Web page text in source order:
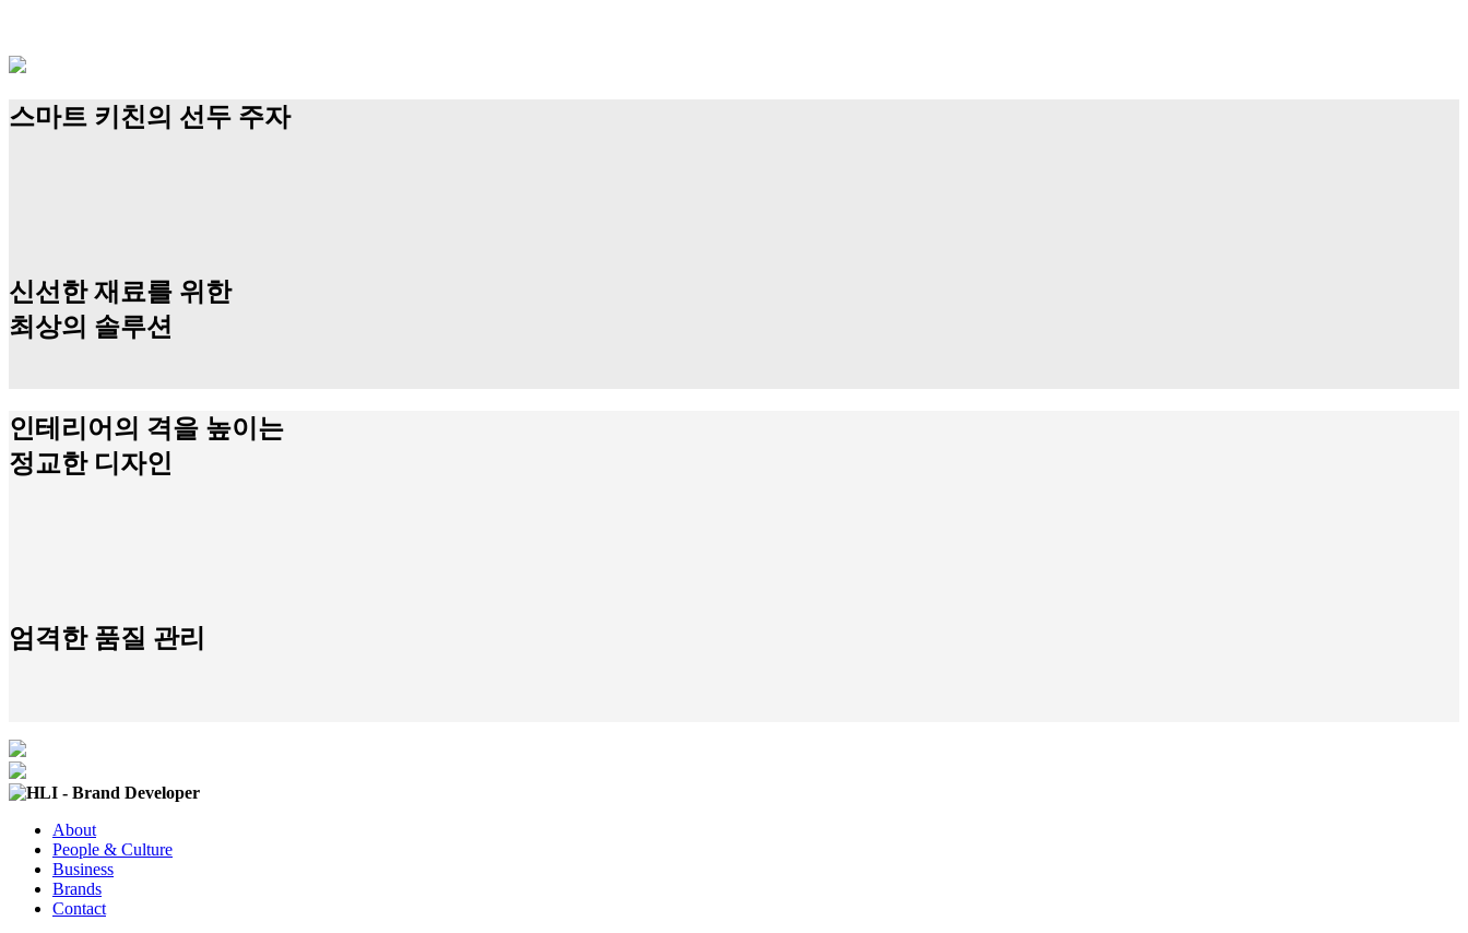
스마트 키친의 선두 주자
신선한 재료를 위한
최상의 솔루션
인테리어의 격을 높이는
정교한 디자인
엄격한 품질 관리
About
People & Culture
Business
Brands
Contact